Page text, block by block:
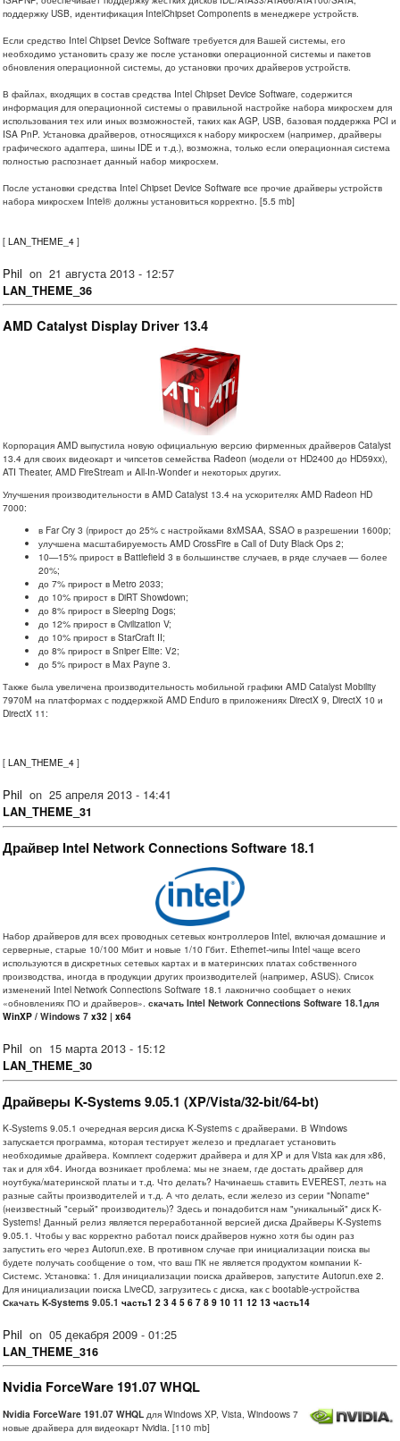
поддержку USB, идентификация IntelChipset Components в менеджере устройств.
Если средство Intel Chipset Device Software требуется для Вашей системы, его
необходимо установить сразу же после установки операционной системы и пакетов
обновления операционной системы, до установки прочих драйверов устройств.
В файлах, входящих в состав средства Intel Chipset Device Software, содержится
информация для операционной системы о правильной настройке набора микросхем для
использования тех или иных возможностей, таких как AGP, USB, базовая поддержка PCI и
ISA PnP. Установка драйверов, относящихся к набору микросхем (например, драйверы
графического адаптера, шины IDE и т.д.), возможна, только если операционная система
полностью распознает данный набор микросхем.
После установки средства Intel Chipset Device Software все прочие драйверы устройств
набора микросхем Intel® должны установиться корректно. [5.5 mb]
[ LAN_THEME_4 ]
Phil on 21 августа 2013 - 12:57
LAN_THEME_36
AMD Catalyst Display Driver 13.4
Корпорация AMD выпустила новую официальную версию фирменных драйверов Catalyst
13.4 для своих видеокарт и чипсетов семейства Radeon (модели от HD2400 до HD59xx),
ATI Theater, AMD FireStream и All-In-Wonder и некоторых других.
Улучшения производительности в AMD Catalyst 13.4 на ускорителях AMD Radeon HD
7000:
в Far Cry 3 (прирост до 25% с настройками 8xMSAA, SSAO в разрешении 1600p;
улучшена масштабируемость AMD CrossFire в Call of Duty Black Ops 2;
10—15% прирост в Battlefield 3 в большинстве случаев, в ряде случаев — более
20%;
до 7% прирост в Metro 2033;
до 10% прирост в DiRT Showdown;
до 8% прирост в Sleeping Dogs;
до 12% прирост в Civilization V;
до 10% прирост в StarCraft II;
до 8% прирост в Sniper Elite: V2;
до 5% прирост в Max Payne 3.
Также была увеличена производительность мобильной графики AMD Catalyst Mobility
7970M на платформах с поддержкой AMD Enduro в приложениях DirectX 9, DirectX 10 и
DirectX 11:
[ LAN_THEME_4 ]
Phil on 25 апреля 2013 - 14:41
LAN_THEME_31
Драйвер Intel Network Connections Software 18.1
Набор драйверов для всех проводных сетевых контроллеров Intel, включая домашние и
серверные, старые 10/100 Мбит и новые 1/10 Гбит. Ethernet-чипы Intel чаще всего
используются в дискретных сетевых картах и в материнских платах собственного
производства, иногда в продукции других производителей (например, ASUS). Список
изменений Intel Network Connections Software 18.1 лаконично сообщает о неких
«обновлениях ПО и драйверов». скачать Intel Network Connections Software 18.1для
WinXP / Windows 7 x32 | x64
Phil on 15 марта 2013 - 15:12
LAN_THEME_30
Драйверы K-Systems 9.05.1 (XP/Vista/32-bit/64-bt)
K-Systems 9.05.1 очередная версия диска K-Systems с драйверами. В Windows
запускается программа, которая тестирует железо и предлагает установить
необходимые драйвера. Комплект содержит драйвера и для XP и для Vista как для х86,
так и для х64. Иногда возникает проблема: мы не знаем, где достать драйвер для
ноутбука/материнской платы и т.д. Что делать? Начинаешь ставить EVEREST, лезть на
разные сайты производителей и т.д. А что делать, если железо из серии "Noname"
(неизвестный "серый" производитель)? Здесь и понадобится нам "уникальный" диск K-
Systems! Данный релиз является переработанной версией диска Драйверы K-Systems
9.05.1. Чтобы у вас корректно работал поиск драйверов нужно хотя бы один раз
запустить его через Autorun.exe. В противном случае при инициализации поиска вы
будете получать сообщение о том, что ваш ПК не является продуктом компании К-
Системс. Установка: 1. Для инициализации поиска драйверов, запустите Autorun.exe 2.
Для инициализации поиска LiveCD, загрузитесь с диска, как с bootable-устройства
Скачать K-Systems 9.05.1 часть1 2 3 4 5 6 7 8 9 10 11 12 13 часть14
Phil on 05 декабря 2009 - 01:25
LAN_THEME_316
Nvidia ForceWare 191.07 WHQL
Nvidia ForceWare 191.07 WHQL для Windows XP, Vista, Windoows 7
новые драйвера для видеокарт Nvidia. [110 mb]